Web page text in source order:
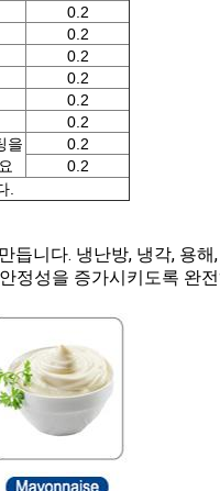
0.2
0.2
0.2
0.2
0.2
0.2
을
0.2
0.2
.
듭니다. 냉난방, 냉각, 용해
정성을 증가시키도록 완